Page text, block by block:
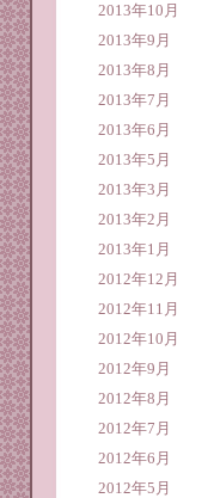
2013年10月
2013年9月
2013年8月
2013年7月
2013年6月
2013年5月
2013年3月
2013年2月
2013年1月
2012年12月
2012年11月
2012年10月
2012年9月
2012年8月
2012年7月
2012年6月
2012年5月